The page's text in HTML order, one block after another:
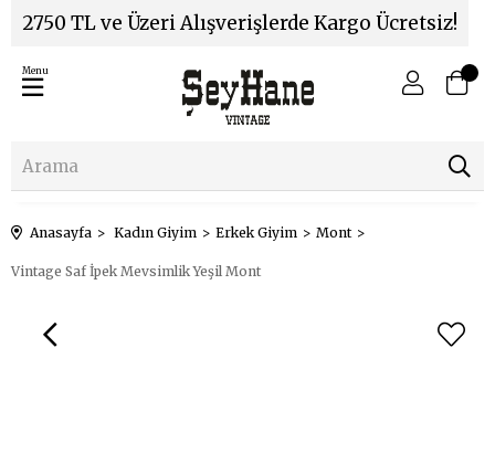
2750 TL ve Üzeri Alışverişlerde Kargo Ücretsiz!
Menu
Anasayfa Kadın Giyim Erkek Giyim Mont
Vintage Saf İpek Mevsimlik Yeşil Mont